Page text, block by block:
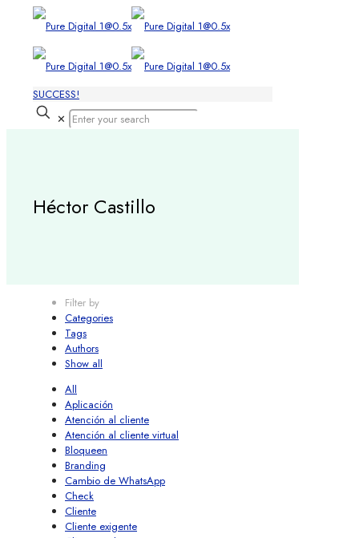
SUCCESS!
✕
Héctor Castillo
Filter by
Categories
Tags
Authors
Show all
All
Aplicación
Atención al cliente
Atención al cliente virtual
Bloqueen
Branding
Cambio de WhatsApp
Check
Cliente
Cliente exigente